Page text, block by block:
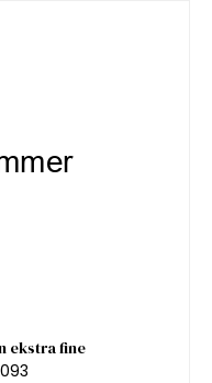
ekstra fine